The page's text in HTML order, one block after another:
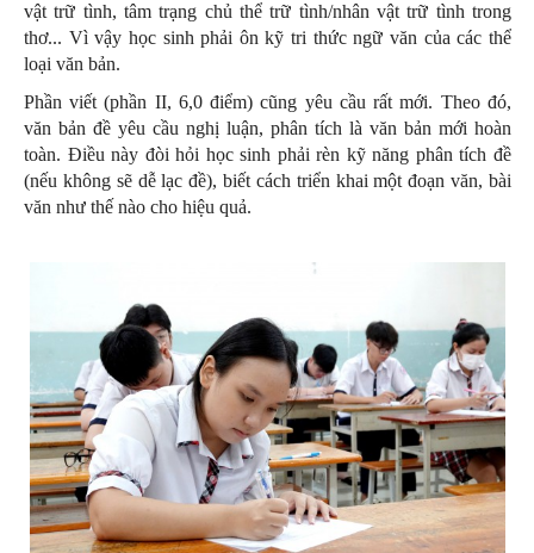
vật trữ tình, tâm trạng chủ thể trữ tình/nhân vật trữ tình trong
thơ... Vì vậy học sinh phải ôn kỹ tri thức ngữ văn của các thể
loại văn bản.
Phần viết (phần II, 6,0 điểm) cũng yêu cầu rất mới. Theo đó,
văn bản đề yêu cầu nghị luận, phân tích là văn bản mới hoàn
toàn. Điều này đòi hỏi học sinh phải rèn kỹ năng phân tích đề
(nếu không sẽ dễ lạc đề), biết cách triển khai một đoạn văn, bài
văn như thế nào cho hiệu quả.